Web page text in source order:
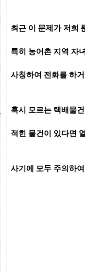
최근 이 문제가 저희
특히 농어촌 지역 자
사칭하여 전화를 하
혹시 모르는 택배물
적힌 물건이 있다면
사기에 모두 주의하